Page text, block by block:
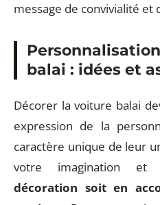
message de convivialité et
balai : idées et
Décorer la voiture balai
expression de la
caractère unique de leur
votre imagination et
décoration soit en